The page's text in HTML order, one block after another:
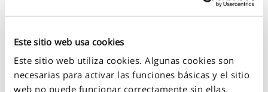
Este sitio web usa cookies
Este sitio web utiliza cookies. Algunas cookies son
necesarias para activar las funciones básicas y el sitio
web no puede funcionar correctamente sin ellas.
€108,99
3 EN STOCK